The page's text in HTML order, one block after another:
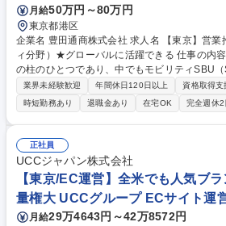
月給50万円～80万円
東京都港区
企業名 豊田通商株式会社 求人名 【東京】営業推進（アフリカ×モビリテ
ィ分野）★グローバルに活躍できる 仕事の内容 アフリカは当社経営戦略
の柱のひとつであり、中でもモビリティSBU
はその中核を担う最重要分野です。当ポスト
理店の営業活動支援全般を担います。 【1】アフリカ地域向けの自動車輸
出、および、現地代理店と共に商品・価格・需
国連等の国際機関への直販関連業務及び国連
リカでの人材育成プロジェクト推進 【3】アフ
議、イベントの企画/運営 募集職種 【東京】営業推進（アフリカ×モビリ
ティ分野）★グローバルに活躍できる
業界未経験歓迎 年間休日120日以上 資格取得支
時短勤務あり
退職金あり 在宅OK 完全週休2
正社員
UCCジャパン株式会社
【東京/EC運営】全米でも人気ブ
量権大 UCCグループ ECサイト運
月給29万4643円～42万8572円